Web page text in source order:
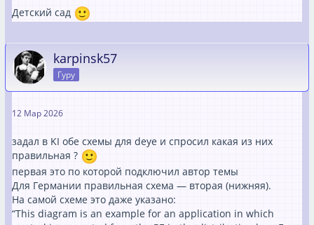
Детский сад
karpinsk57
Гуру
12 Мар 2026
задал в KI обе схемы для deye и спросил какая из них
правильная ?
первая это по которой подключил автор темы
Для Германии правильная схема — вторая (нижняя).
На самой схеме это даже указано:
“This diagram is an example for an application in which